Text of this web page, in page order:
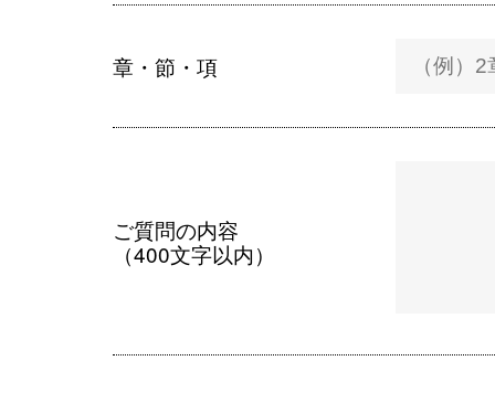
章・節・項
ご質問の内容
（400文字以内）